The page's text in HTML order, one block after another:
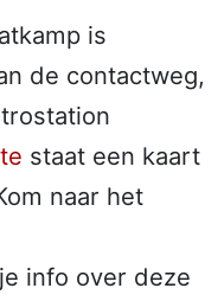
is
de contactweg,
staat een kaart
naar het
info over deze